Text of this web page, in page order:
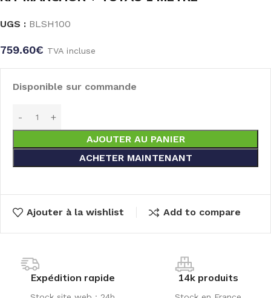
UGS : BLSH100
759.60€ TVA incluse
Disponible sur commande
AJOUTER AU PANIER
ACHETER MAINTENANT
Ajouter à la wishlist Add to compare
Expédition rapide 14k produits